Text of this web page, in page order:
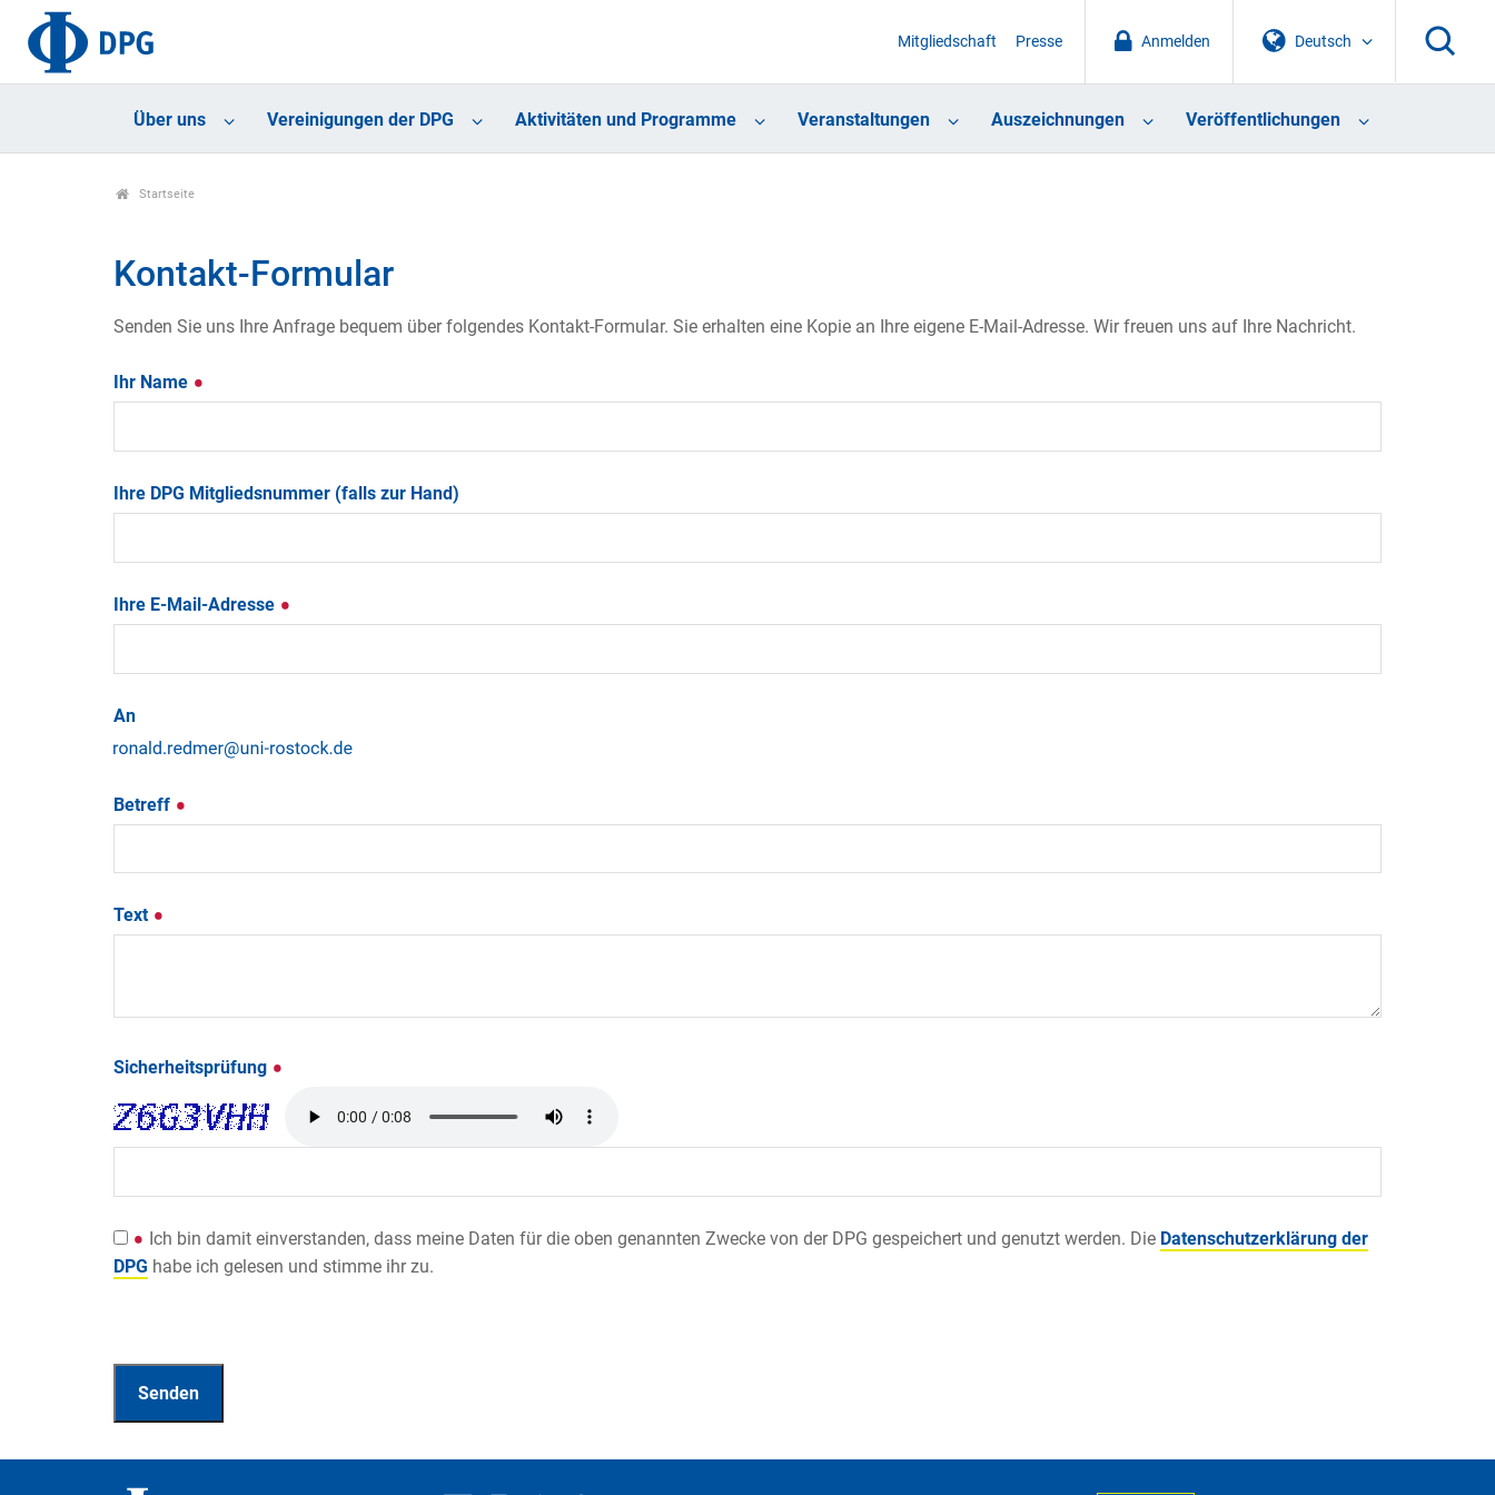
Deutsch
Anmelden
Mitgliedschaft Presse
Über uns Vereinigungen der DPG Aktivitäten und Programme Veranstaltungen Auszeichnungen Veröffentlichungen
Startseite
Kontakt-Formular
Senden Sie uns Ihre Anfrage bequem über folgendes Kontakt-Formular. Sie erhalten eine Kopie an Ihre eigene E-Mail-Adresse. Wir freuen uns auf Ihre Nachricht.
Ihr Name
Ihre DPG Mitgliedsnummer (falls zur Hand)
Ihre E-Mail-Adresse
An
Betreff
Text
Sicherheitsprüfung
Ich bin damit einverstanden, dass meine Daten für die oben genannten Zwecke von der DPG gespeichert und genutzt werden. Die Datenschutzerklärung der
DPG habe ich gelesen und stimme ihr zu.